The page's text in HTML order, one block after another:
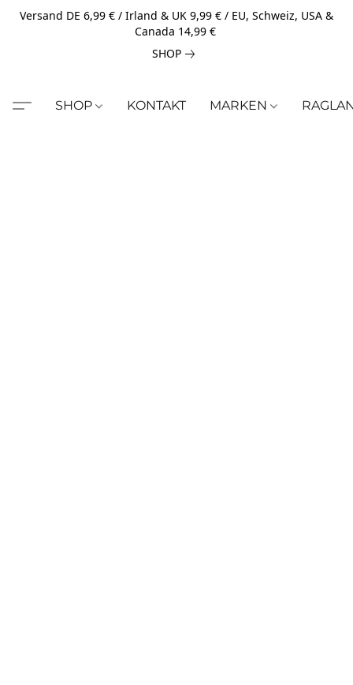
Versand DE 6,99 € / Irland & UK 9,99 € / EU, Schweiz, USA &
Canada 14,99 €
SHOP
SHOP KONTAKT MARKEN